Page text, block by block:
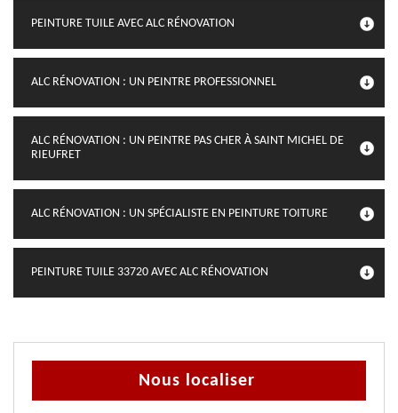
PEINTURE TUILE AVEC ALC RÉNOVATION
ALC RÉNOVATION : UN PEINTRE PROFESSIONNEL
ALC RÉNOVATION : UN PEINTRE PAS CHER À SAINT MICHEL DE
RIEUFRET
ALC RÉNOVATION : UN SPÉCIALISTE EN PEINTURE TOITURE
PEINTURE TUILE 33720 AVEC ALC RÉNOVATION
Nous localiser